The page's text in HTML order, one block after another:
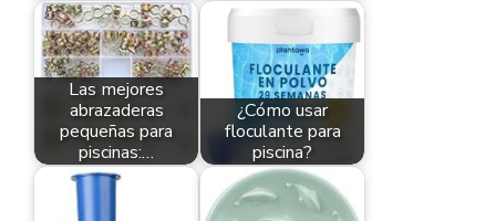
Las mejores
abrazaderas
pequeñas para
piscinas:…
¿Cómo usar
floculante para
piscina?